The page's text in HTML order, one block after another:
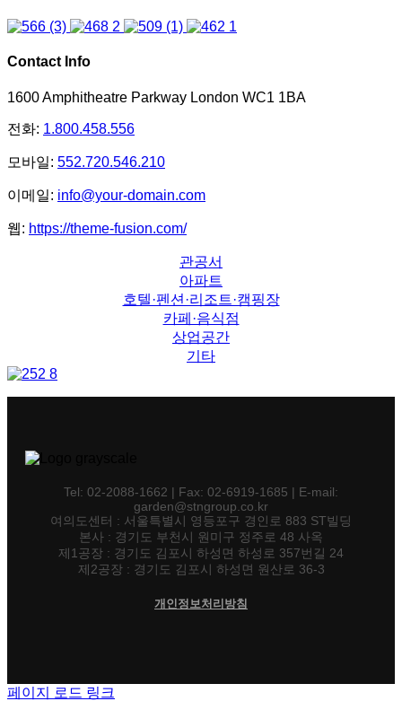
Contact Info
1600 Amphitheatre Parkway London WC1 1BA
전화: 1.800.458.556
모바일: 552.720.546.210
이메일: info@your-domain.com
웹: https://theme-fusion.com/
관공서
아파트
호텔·펜션·리조트·캠핑장
카페·음식점
상업공간
기타
Tel: 02-2088-1662 | Fax: 02-6919-1685 | E-mail:
garden@stngroup.co.kr
여의도센터 : 서울특별시 영등포구 경인로 883 ST빌딩
본사 : 경기도 부천시 원미구 정주로 48 사옥
제1공장 : 경기도 김포시 하성면 하성로 357번길 24
제2공장 : 경기도 김포시 하성면 원산로 36-3
개인정보처리방침
페이지 로드 링크